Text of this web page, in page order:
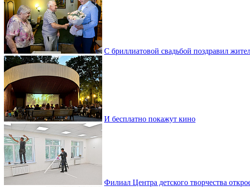
С бриллиатовой свадьбой поздравил
И бесплатно покажут кино
Филиал Центра детского творчества